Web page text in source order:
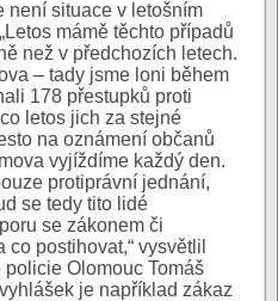
není situace v letošním
mámě těchto případů
než v předchozích letech.
– tady jsme loni během
178 přestupků proti
letos jich za stejné
na oznámení občanů
vyjíždíme každý den.
protiprávní jednání,
se tedy tito lidé
se zákonem či
postihovat,“ vysvětlil
Olomouc Tomáš
je například zákaz